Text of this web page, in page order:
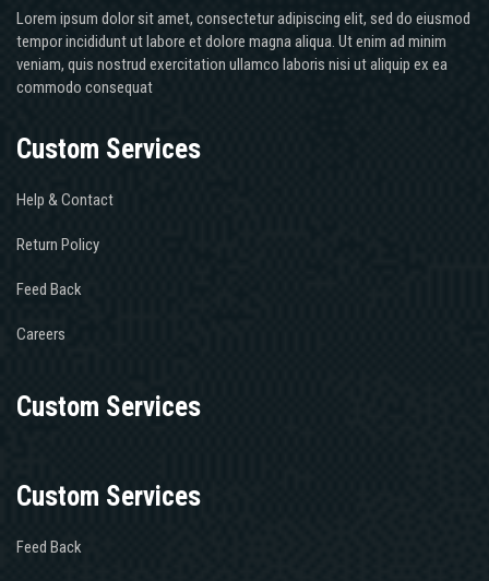
Lorem ipsum dolor sit amet, consectetur adipiscing elit, sed do eiusmod
tempor incididunt ut labore et dolore magna aliqua. Ut enim ad minim
veniam, quis nostrud exercitation ullamco laboris nisi ut aliquip ex ea
commodo consequat
Custom Services
Help & Contact
Return Policy
Feed Back
Careers
Custom Services
Custom Services
Feed Back